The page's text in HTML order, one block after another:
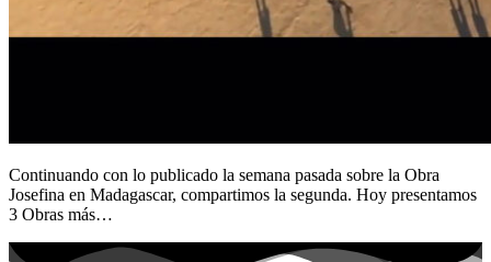
Continuando con lo publicado la semana pasada sobre la Obra
Josefina en Madagascar, compartimos la segunda. Hoy presentamos
3 Obras más…